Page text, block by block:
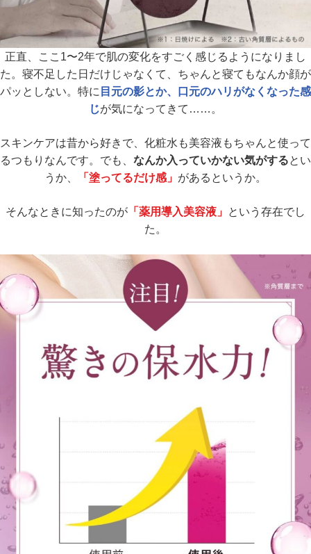
正直、ここ1〜2年で肌の変化をすごく感じるようになりまし
た。寝不足した日だけじゃなくて、ちゃんと寝てもなんか顔が
パッとしない。特に 目元の影とか、口元のハリがなくなった感
じが気になってきて……。
スキンケアは昔から好きで、化粧水も美容液もちゃんと使って
るつもりなんです。 でも、なんか入っていかない気がするとい
うか、
「塗ってるだけ感」 があるというか。
そんなときに知ったのが 「薬用導入美容液」 という存在でし
た。